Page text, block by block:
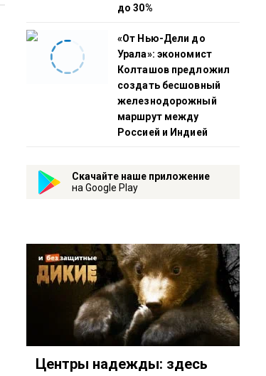
до 30%
«От Нью-Дели до
Урала»: экономист
Колташов предложил
создать бесшовный
железнодорожный
маршрут между
Россией и Индией
Скачайте наше приложение
на Google Play
Центры надежды: здесь